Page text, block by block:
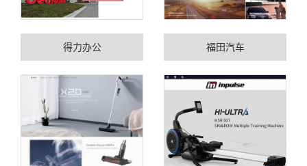
得力办公 福田汽车